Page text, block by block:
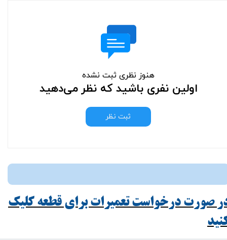
هنوز نظری ثبت نشده
اولین نفری باشید که نظر می‌دهید
ثبت نظر
صورت درخواست تعمیرات برای قطعه کلیک